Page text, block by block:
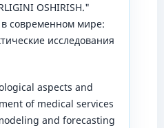
OSHIRISH."
современном мире:
исследования
aspects and
of medical services
and forecasting